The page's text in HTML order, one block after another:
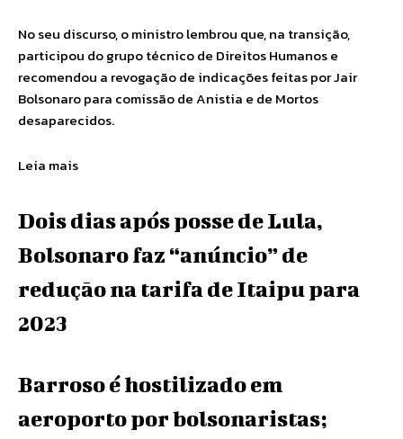
No seu discurso, o ministro lembrou que, na transição,
participou do grupo técnico de Direitos Humanos e
recomendou a revogação de indicações feitas por Jair
Bolsonaro para comissão de Anistia e de Mortos
desaparecidos.
Leia mais
Dois dias após posse de Lula,
Bolsonaro faz “anúncio” de
redução na tarifa de Itaipu para
2023
Barroso é hostilizado em
aeroporto por bolsonaristas;